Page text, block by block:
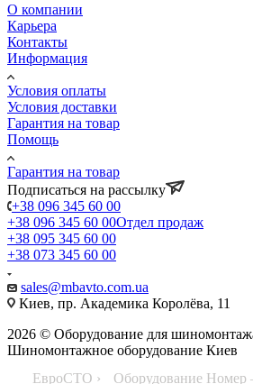
О компании
Карьера
Контакты
Информация
Условия оплаты
Условия доставки
Гарантия на товар
Помощь
Гарантия на товар
Подписаться на рассылку
+38 096 345 60 00
+38 096 345 60 00Отдел продаж
+38 095 345 60 00
+38 073 345 60 00
sales@mbavto.com.ua
Киев, пр. Академика Королёва, 11
2026 © Оборудование для
Шиномонтажное оборудование Киев
ЕвроСТО ›
Оборудование